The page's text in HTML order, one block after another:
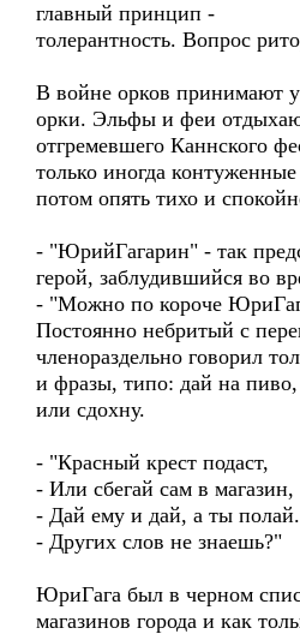
главный принцип -
толерантность. Вопрос
В войне орков принимают
орки. Эльфы и феи
отгремевшего Каннского
только иногда
потом опять тихо и
- "ЮрийГагарин" - так
герой, заблудившийся во
- "Можно по короче
Постоянно небритый с
членораздельно говорил
и фразы, типо: дай на
или сдохну.
- "Красный крест подаст,
- Или сбегай сам в магазин,
- Дай ему и дай, а ты полай.
- Других слов не знаешь?"
ЮриГага был в черном
магазинов города и как